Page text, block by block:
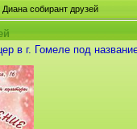
Диана собирант друзей
в г. Гомеле под